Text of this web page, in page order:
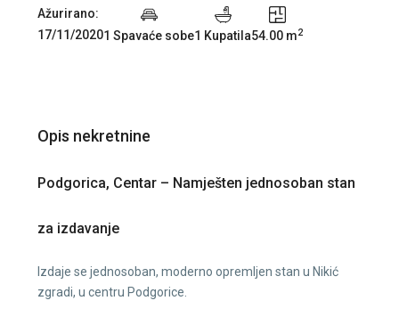
Ažurirano:
17/11/20201 Spavaće sobe1 Kupatila54.00 m2
Opis nekretnine
Podgorica, Centar – Namješten jednosoban stan
za izdavanje
Izdaje se jednosoban, moderno opremljen stan u Nikić
zgradi, u centru Podgorice.